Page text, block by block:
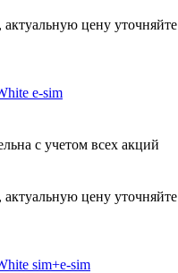
цену уточняйте
e-sim
с учетом всех акций
цену уточняйте
sim+e-sim